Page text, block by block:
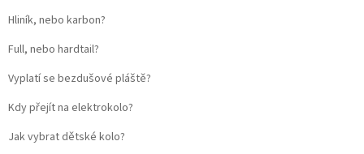
Hliník, nebo karbon?
Full, nebo hardtail?
Vyplatí se bezdušové pláště?
Kdy přejít na elektrokolo?
Jak vybrat dětské kolo?